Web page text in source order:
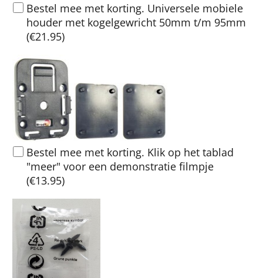
Bestel mee met korting. Universele mobiele
houder met kogelgewricht 50mm t/m 95mm
(€21.95)
Bestel mee met korting. Klik op het tablad
"meer" voor een demonstratie filmpje
(€13.95)